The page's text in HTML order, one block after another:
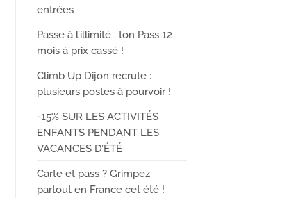
entrées
Passe à l’illimité : ton Pass 12
mois à prix cassé !
Climb Up Dijon recrute :
plusieurs postes à pourvoir !
-15% SUR LES ACTIVITÉS
ENFANTS PENDANT LES
VACANCES D’ÉTÉ
Carte et pass ? Grimpez
partout en France cet été !